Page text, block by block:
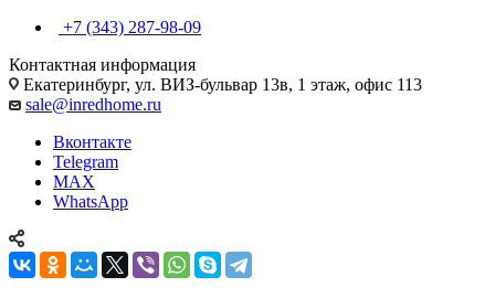
+7 (343) 287-98-09
Контактная информация
Екатеринбург, ул. ВИЗ-бульвар 13в, 1 этаж, офис 113
sale@inredhome.ru
Вконтакте
Telegram
MAX
WhatsApp